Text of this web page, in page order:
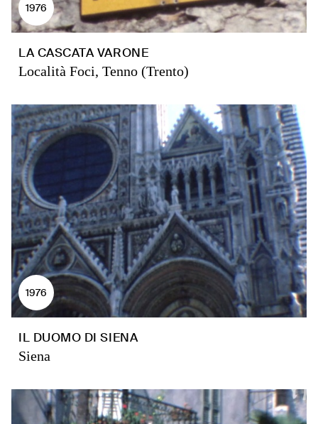
1976
LA CASCATA VARONE
Località Foci, Tenno (Trento)
1976
IL DUOMO DI SIENA
Siena